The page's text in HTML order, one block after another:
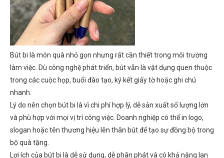
Bút bi là món quà nhỏ gọn nhưng rất cần thiết trong môi trường
làm việc. Dù công nghệ phát triển, bút vẫn là vật dụng quen thuộc
trong các cuộc họp, buổi đào tạo, ký kết giấy tờ hoặc ghi chú
nhanh.
Lý do nên chọn bút bi là vì chi phí hợp lý, dễ sản xuất số lượng lớn
và phù hợp với mọi vị trí công việc. Doanh nghiệp có thể in logo,
slogan hoặc tên thương hiệu lên thân bút để tạo sự đồng bộ trong
bộ quà tặng.
Lợi ích của bút bi là dễ sử dụng, dễ phân phát và có khả năng lan